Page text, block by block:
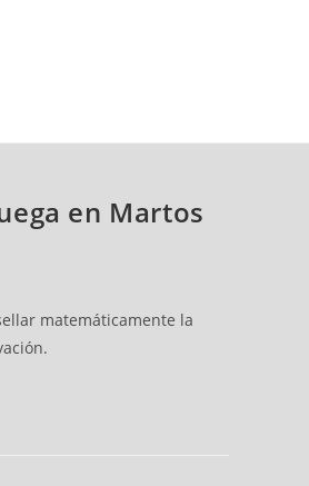
en Martos
matemáticamente la